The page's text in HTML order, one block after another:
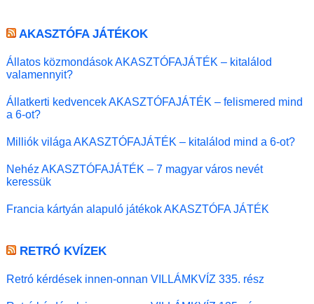
AKASZTÓFA JÁTÉKOK
Állatos közmondások AKASZTÓFAJÁTÉK – kitalálod
valamennyit?
Állatkerti kedvencek AKASZTÓFAJÁTÉK – felismered mind
a 6-ot?
Milliók világa AKASZTÓFAJÁTÉK – kitalálod mind a 6-ot?
Nehéz AKASZTÓFAJÁTÉK – 7 magyar város nevét
keressük
Francia kártyán alapuló játékok AKASZTÓFA JÁTÉK
RETRÓ KVÍZEK
Retró kérdések innen-onnan VILLÁMKVÍZ 335. rész